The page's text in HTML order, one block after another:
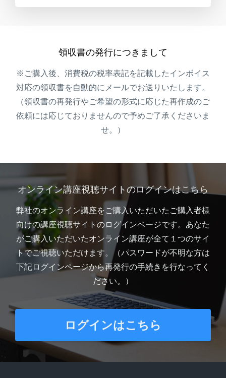
領収書の発行につきまして
※ご購入後、消費税の税率表記を記載したインボイス
対応の領収書を自動的にメールでお送りいたします。
（領収書の再発行やご希望の形式に応じた再作成のご
依頼には応じておりませんので予めご了承くださいま
せ。）
オンライン講座視聴サイトのログインはこちら
弊社のオンライン講座をご購入いただいたご購入者様
向けの講座視聴サイトのログインページです。あなた
がご購入いただいたオンライン講座が全て１つのサイ
トでご視聴いただけます。（パスワードが不明な方は
下記ログインページから再発行の手続きを行なってく
ださい。）
ログインはこちら